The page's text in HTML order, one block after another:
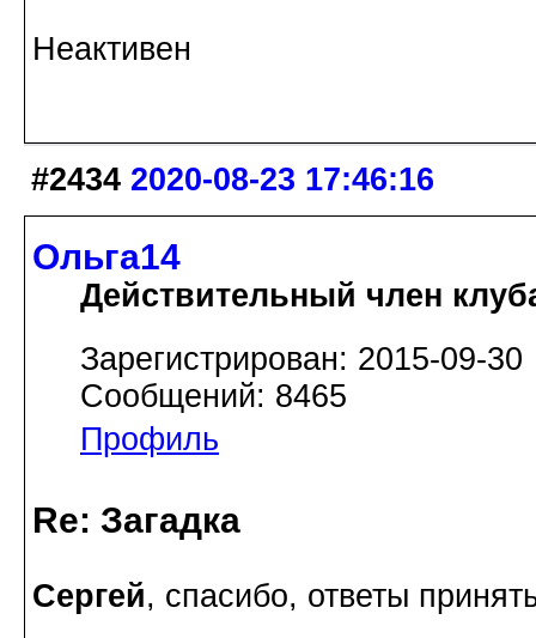
Неактивен
#2434 2020-08-23 17:46:16
Ольга14
Действительный член
Зарегистрирован: 2015-09-30
Сообщений: 8465
Профиль
Re: Загадка
Сергей, спасибо, ответы